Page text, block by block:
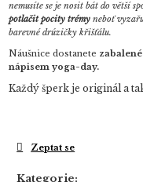
nemusíte se je nosit bát do větší
potlačit pocity trémy neboť
barevné drúzičky křišťálu.
Náušnice dostanete
nápisem yoga-day.
Každý šperk je originál a
Kategorie:
Zeptat se